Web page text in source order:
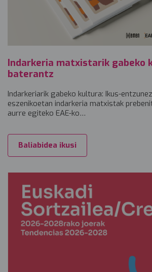
Indarkeria matxistarik gabeko
baterantz
Indarkeriarik gabeko kultura: Ikus-
eszenikoetan indarkeria matxistak
aurre egiteko EAE-ko…
Baliabidea ikusi